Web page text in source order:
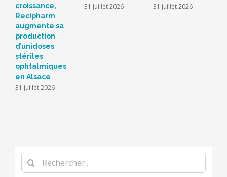
croissance,
Recipharm
augmente sa
production
d’unidoses
stériles
ophtalmiques
en Alsace
31 juillet 2026
31 juillet 2026 31 juillet 2026
Rechercher